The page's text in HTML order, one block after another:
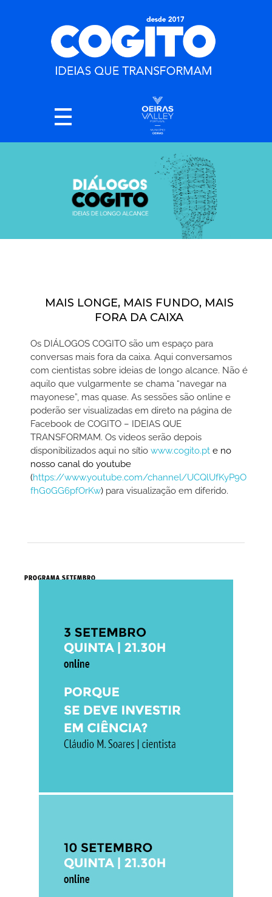
MAIS LONGE, MAIS FUNDO, MAIS
FORA DA CAIXA
Os DIÁLOGOS COGITO são um espaço para
conversas mais fora da caixa. Aqui conversamos
com cientistas sobre ideias de longo alcance. Não é
aquilo que vulgarmente se chama “navegar na
mayonese”, mas quase. As sessões são online e
poderão ser visualizadas em direto na página de
Facebook de COGITO – IDEIAS QUE
TRANSFORMAM. Os videos serão depois
disponibilizados aqui no sítio www.cogito.pt e no
nosso canal do youtube
(https://www.youtube.com/channel/UCQlUfKyP9O
fhG0GG6pfOrKw) para visualização em diferido.
PROGRAMA SETEMBRO